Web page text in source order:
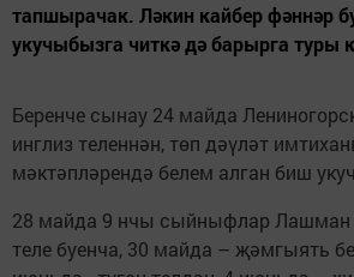
тапшырачак. Ләкин кайбер фәннәр
укучыбызга читкә дә барырга туры
Беренче сынау 24 майда
инглиз теленнән, төп дәүләт
мәктәпләрендә белем алган биш
28 майда 9 нчы сыйныфлар Лашман
теле буенча, 30 майда – җәмгыять